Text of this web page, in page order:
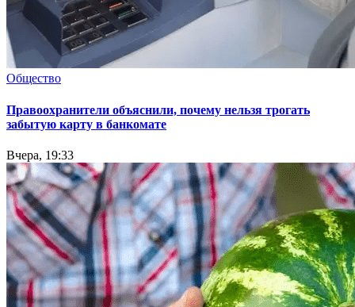
Общество
Правоохранители объяснили, почему нельзя трогать
забытую карту в банкомате
Вчера, 19:33